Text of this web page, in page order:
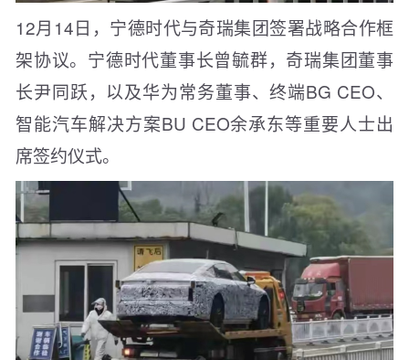
12月14日，宁德时代与奇瑞集团签署战略合作框
架协议。宁德时代董事长曾毓群，奇瑞集团董事
长尹同跃，以及华为常务董事、终端BG CEO、
智能汽车解决方案BU CEO余承东等重要人士出
席签约仪式。